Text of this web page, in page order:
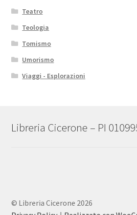
Teatro
Teologia
Tomismo
Umorismo
Viaggi - Esplorazioni
Libreria Cicerone – PI
© Libreria Cicerone 2026